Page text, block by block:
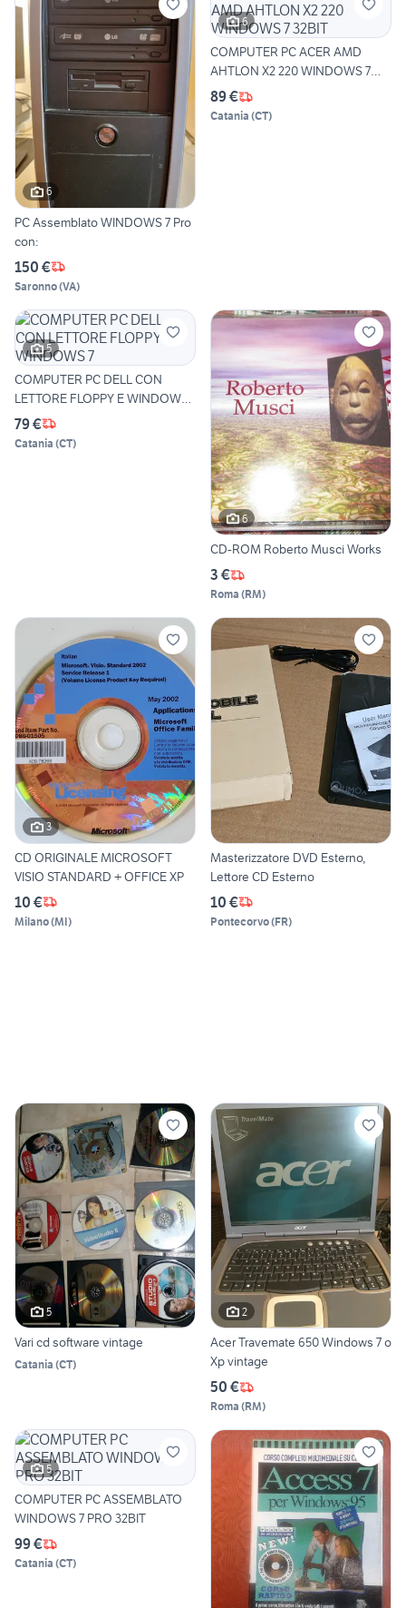
6
PC Assemblato WINDOWS 7 Pro
con:
150 €
Saronno(VA)
6
COMPUTER PC ACER AMD
AHTLON X2 220 WINDOWS 7
32BIT
89 €
Catania (CT)
5
COMPUTER PC DELL CON
LETTORE FLOPPY E WINDOWS
7
79 €
Catania (CT)
6
CD-ROM Roberto Musci Works
3 €
Roma (RM)
3
CD ORIGINALE MICROSOFT
VISIO STANDARD + OFFICE XP
10 €
Milano(MI)
Masterizzatore DVD Esterno,
Lettore CD Esterno
10 €
Pontecorvo(FR)
5
Vari cd software vintage
Catania (CT)
2
Acer Travemate 650 Windows 7 o
Xp vintage
50 €
Roma (RM)
5
COMPUTER PC ASSEMBLATO
WINDOWS 7 PRO 32BIT
99 €
Catania (CT)